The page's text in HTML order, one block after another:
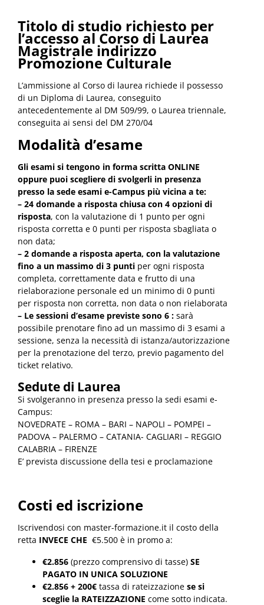
Titolo di studio richiesto per
l’accesso al Corso di Laurea
Magistrale indirizzo
Promozione Culturale
L’ammissione al Corso di laurea richiede il possesso
di un Diploma di Laurea, conseguito
antecedentemente al DM 509/99, o Laurea triennale,
conseguita ai sensi del DM 270/04
Modalità d’esame
Gli esami si tengono in forma scritta ONLINE
oppure puoi scegliere di svolgerli in presenza
presso la sede esami e-Campus più vicina a te:
– 24 domande a risposta chiusa con 4 opzioni di
risposta, con la valutazione di 1 punto per ogni
risposta corretta e 0 punti per risposta sbagliata o
non data;
– 2 domande a risposta aperta, con la valutazione
fino a un massimo di 3 punti per ogni risposta
completa, correttamente data e frutto di una
rielaborazione personale ed un minimo di 0 punti
per risposta non corretta, non data o non rielaborata
– Le sessioni d’esame previste sono 6 : sarà
possibile prenotare fino ad un massimo di 3 esami a
sessione, senza la necessità di istanza/autorizzazione
per la prenotazione del terzo, previo pagamento del
ticket relativo.
Sedute di Laurea
Si svolgeranno in presenza presso la sedi esami e-
Campus:
NOVEDRATE – ROMA – BARI – NAPOLI – POMPEI –
PADOVA – PALERMO – CATANIA- CAGLIARI – REGGIO
CALABRIA – FIRENZE
E’ prevista discussione della tesi e proclamazione
Costi ed iscrizione
Iscrivendosi con master-formazione.it il costo della
retta INVECE CHE €5.500 è in promo a:
€2.856 (prezzo comprensivo di tasse) SE
PAGATO IN UNICA SOLUZIONE
€2.856 + 200€ tassa di rateizzazione se si
sceglie la RATEIZZAZIONE come sotto indicata.